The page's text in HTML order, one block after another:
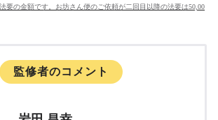
要の金額です。お坊さん便のご依頼が二回目以降の法要は50,00
監修者のコメント